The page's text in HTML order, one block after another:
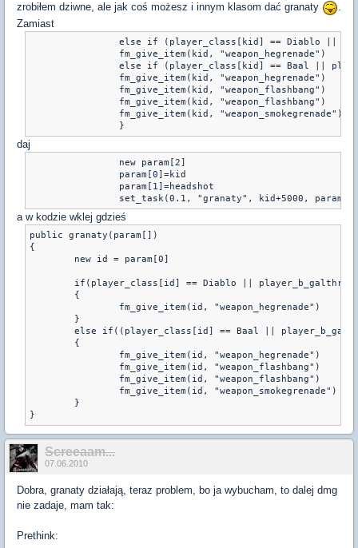
zrobiłem dziwne, ale jak coś możesz i innym klasom dać granaty
.
Zamiast
                fm_give_item(kid, "weapon_hegrenade")
                fm_give_item(kid, "weapon_flashbang")
                fm_give_item(kid, "weapon_flashbang")
                fm_give_item(kid, "weapon_smokegrenade")
daj
set_task(0.1, "granaty", kid+5000, param,
a w kodzie wklej gdzieś
public granaty(param[])
{
}
Screeaam...
07.06.2010
Dobra, granaty działają, teraz problem, bo ja wybucham, to dalej dmg
nie zadaje, mam tak:
Prethink: